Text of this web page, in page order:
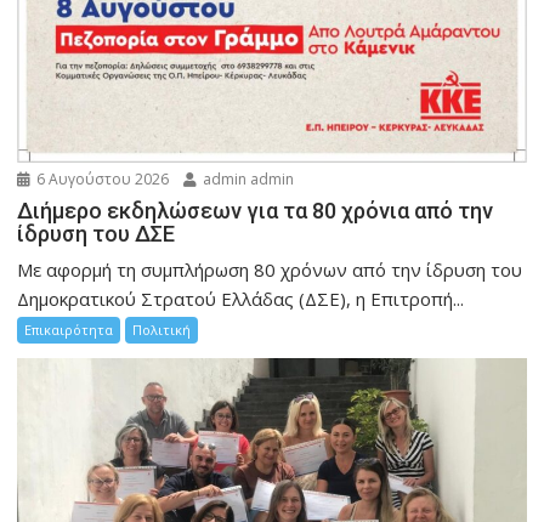
6 Αυγούστου 2026 admin admin
Διήμερο εκδηλώσεων για τα 80 χρόνια από την
ίδρυση του ΔΣΕ
Με αφορμή τη συμπλήρωση 80 χρόνων από την ίδρυση του
Δημοκρατικού Στρατού Ελλάδας (ΔΣΕ), η Επιτροπή...
Επικαιρότητα Πολιτική